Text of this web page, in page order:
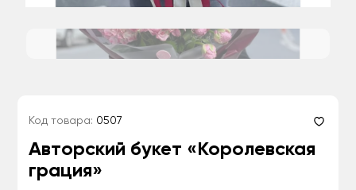
Код товара: 0507
Авторский букет «Королевская
грация»